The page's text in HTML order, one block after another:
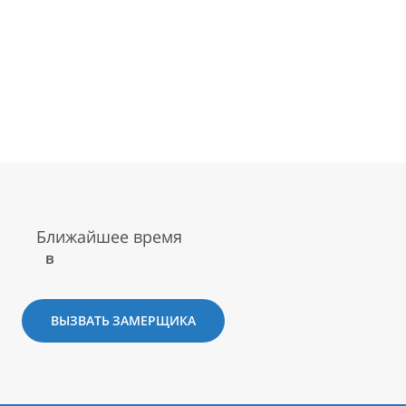
Ближайшее время
в
ВЫЗВАТЬ ЗАМЕРЩИКА